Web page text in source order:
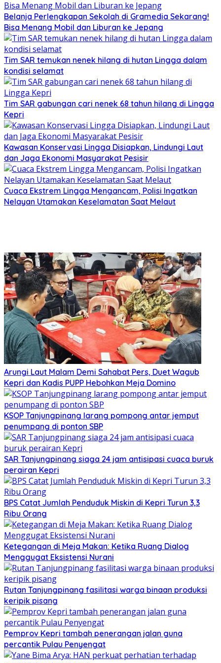
Belanja Perlengkapan Sekolah di Gramedia Sekarang!
Bisa Menang Mobil dan Liburan ke Jepang
Tim SAR temukan nenek hilang di hutan Lingga dalam
kondisi selamat
Tim SAR gabungan cari nenek 68 tahun hilang di Lingga
Kepri
Kawasan Konservasi Lingga Disiapkan, Lindungi Laut
dan Jaga Ekonomi Masyarakat Pesisir
Cuaca Ekstrem Lingga Mengancam, Polisi Ingatkan
Nelayan Utamakan Keselamatan Saat Melaut
Arungi Laut Malam Demi Sahabat Pers, Duet Wagub
Kepri dan Kadis PUPP Hebohkan Meja Domino
KSOP Tanjungpinang larang pompong antar jemput
penumpang di ponton SBP
SAR Tanjungpinang siaga 24 jam antisipasi cuaca buruk
perairan Kepri
BPS Catat Jumlah Penduduk Miskin di Kepri Turun 3,3
Ribu Orang
Ketegangan di Meja Makan: Ketika Ruang Dialog
Menggugat Eksistensi Nurani
Rutan Tanjungpinang fasilitasi warga binaan produksi
keripik pisang
Pemprov Kepri tambah penerangan jalan guna
percantik Pulau Penyengat